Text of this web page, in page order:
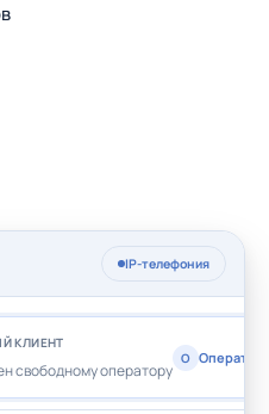
IP-телефония
КЛИЕНТ
свободному оператору
О Оператор